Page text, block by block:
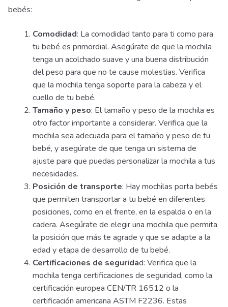
bebés:
Comodidad: La comodidad tanto para ti como para
tu bebé es primordial. Asegúrate de que la mochila
tenga un acolchado suave y una buena distribución
del peso para que no te cause molestias. Verifica
que la mochila tenga soporte para la cabeza y el
cuello de tu bebé.
Tamaño y peso: El tamaño y peso de la mochila es
otro factor importante a considerar. Verifica que la
mochila sea adecuada para el tamaño y peso de tu
bebé, y asegúrate de que tenga un sistema de
ajuste para que puedas personalizar la mochila a tus
necesidades.
Posición de transporte: Hay mochilas porta bebés
que permiten transportar a tu bebé en diferentes
posiciones, como en el frente, en la espalda o en la
cadera. Asegúrate de elegir una mochila que permita
la posición que más te agrade y que se adapte a la
edad y etapa de desarrollo de tu bebé.
Certificaciones de seguridad: Verifica que la
mochila tenga certificaciones de seguridad, como la
certificación europea CEN/TR 16512 o la
certificación americana ASTM F2236. Estas